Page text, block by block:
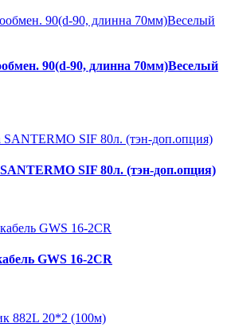
90(d-90, длинна 70мм)Веселый
SIF 80л. (тэн-доп.опция)
GWS 16-2CR